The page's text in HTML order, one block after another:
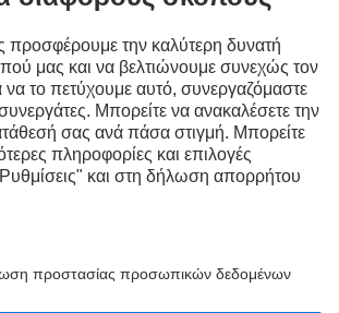
Δήλωση Απορρήτου
Δήλωση Απορρήτου Υπηρεσία οδικής βοήθειας